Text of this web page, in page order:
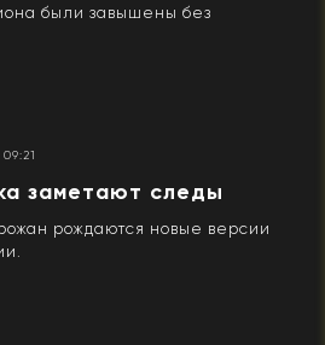
были завышены без
заметают следы
рождаются новые версии